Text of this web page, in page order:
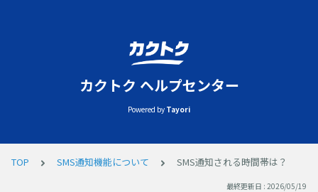
カクトク ヘルプセンター
Powered by Tayori
TOP SMS通知機能について SMS通知される時間帯は？
最終更新日 : 2026/05/19